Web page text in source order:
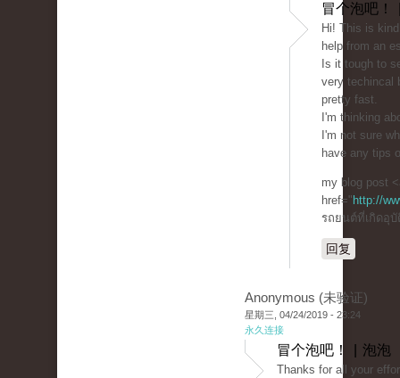
冒个泡吧！
Hi! This is
help from an
Is it tough to
very techincal
pretty fast.
I'm thinking
I'm not sure
have any tips
my blog post
href=" http://
รถยนต์ที่เกิดอุบั
回复
Anonymous (未验证)
星期三, 04/24/2019 - 23:24
永久连接
冒个泡吧！ | 泡泡
Thanks for all your